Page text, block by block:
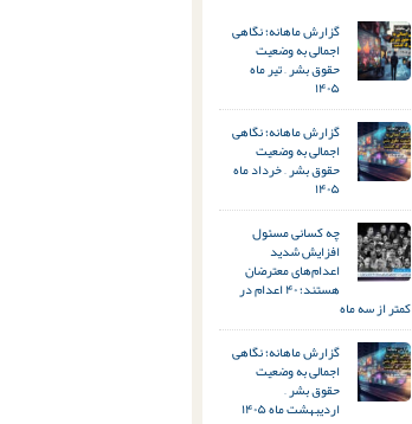
گزارش ماهانه؛ نگاهی
اجمالی به وضعیت
حقوق بشر – تیر ماه
۱۴۰۵
گزارش ماهانه؛ نگاهی
اجمالی به وضعیت
حقوق بشر – خرداد ماه
۱۴۰۵
چه کسانی مسئول
افزایش شدید
اعدام‌های معترضان
هستند؛ ۴۰ اعدام در
کمتر از سه ماه
گزارش ماهانه؛ نگاهی
اجمالی به وضعیت
حقوق بشر –
اردیبهشت ماه ۱۴۰۵